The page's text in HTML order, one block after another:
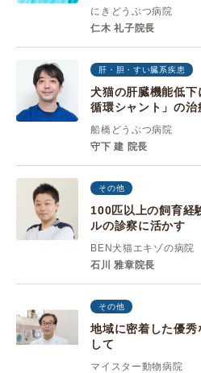
にきどうぶつ病院
仁木 礼子院長
肝・胆・すい臓系疾患
犬猫の肝臓機能低
循環シャント」の治
船橋どうぶつ病院
守下 建 院長
その他
100匹以上の飼育経
ルの診察に活かす
BEN犬猫エキゾの病院
石川 雅章院長
その他
地域に密着した優
して
マイスター動物病院